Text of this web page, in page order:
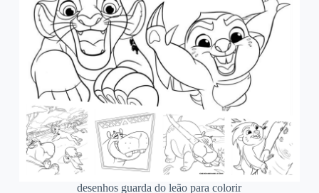
desenhos guarda do leão para colorir